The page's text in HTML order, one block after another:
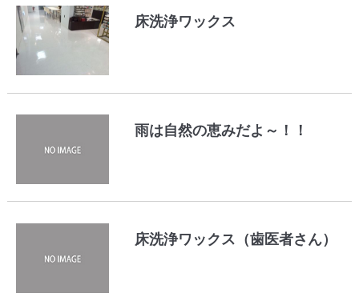
床洗浄ワックス
雨は自然の恵みだよ～！！
床洗浄ワックス（歯医者さん）